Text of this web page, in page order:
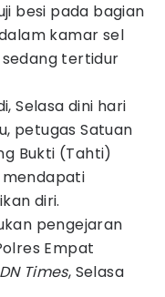
besi pada bagian
kamar sel
tertidur
Selasa dini hari
petugas Satuan
Bukti (Tahti)
diri.
pengejaran
Empat
Times, Selasa